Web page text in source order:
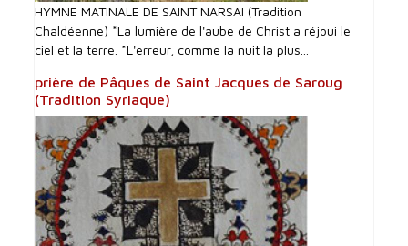
HYMNE MATINALE DE SAINT NARSAI (Tradition
Chaldéenne) *La lumière de l'aube de Christ a réjoui le
ciel et la terre. *L'erreur, comme la nuit la plus...
prière de Pâques de Saint Jacques de Saroug
(Tradition Syriaque)